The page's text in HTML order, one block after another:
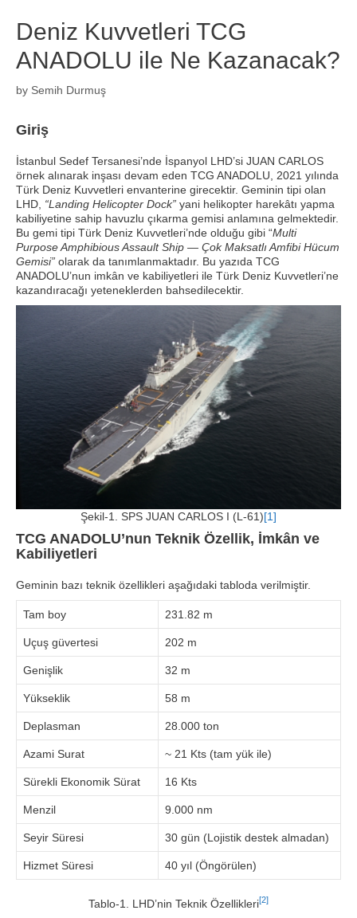
Deniz Kuvvetleri TCG
ANADOLU ile Ne Kazanacak?
by Semih Durmuş
Giriş
İstanbul Sedef Tersanesi’nde İspanyol LHD’si JUAN CARLOS
örnek alınarak inşası devam eden TCG ANADOLU, 2021 yılında
Türk Deniz Kuvvetleri envanterine girecektir. Geminin tipi olan
LHD, “Landing Helicopter Dock” yani helikopter harekâtı yapma
kabiliyetine sahip havuzlu çıkarma gemisi anlamına gelmektedir.
Bu gemi tipi Türk Deniz Kuvvetleri’nde olduğu gibi “Multi
Purpose Amphibious Assault Ship — Çok Maksatlı Amfibi Hücum
Gemisi” olarak da tanımlanmaktadır. Bu yazıda TCG
ANADOLU’nun imkân ve kabiliyetleri ile Türk Deniz Kuvvetleri’ne
kazandıracağı yeteneklerden bahsedilecektir.
Şekil-1. SPS JUAN CARLOS I (L-61)[1]
TCG ANADOLU’nun Teknik Özellik, İmkân ve
Kabiliyetleri
Geminin bazı teknik özellikleri aşağıdaki tabloda verilmiştir.
Tam boy 231.82 m
Uçuş güvertesi 202 m
Genişlik 32 m
Yükseklik 58 m
Deplasman 28.000 ton
Azami Surat ~ 21 Kts (tam yük ile)
Sürekli Ekonomik Sürat 16 Kts
Menzil 9.000 nm
Seyir Süresi 30 gün (Lojistik destek almadan)
Hizmet Süresi 40 yıl (Öngörülen)
Tablo-1. LHD’nin Teknik Özellikleri[2]